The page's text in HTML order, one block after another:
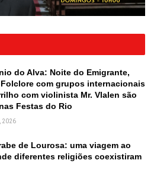
do Alva: Noite do Emigrante,
com grupos internacionais
com violinista Mr. Vlalen são
Festas do Rio
2026
de Lourosa: uma viagem ao
diferentes religiões coexistiram